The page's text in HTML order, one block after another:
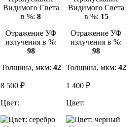
Видимого Света
в %:8
Отражение УФ
излучения в %:
98
Толщина, мкм: 42
8 500 ₽
Цвет:
Видимого Света
в %: 15
Отражение УФ
излучения в %:
98
Толщина, мкм:42
1 400 ₽
Цвет: